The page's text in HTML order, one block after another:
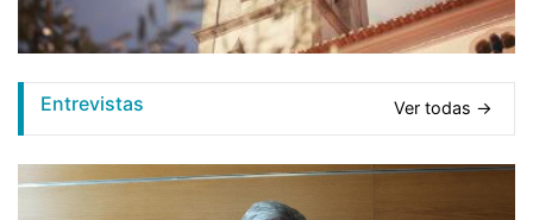
Entrevistas Ver todas →